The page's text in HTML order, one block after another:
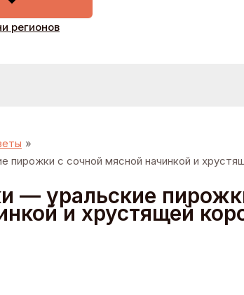
регионов
пирожки с сочной мясной начинкой и
— уральские
и хрустящей